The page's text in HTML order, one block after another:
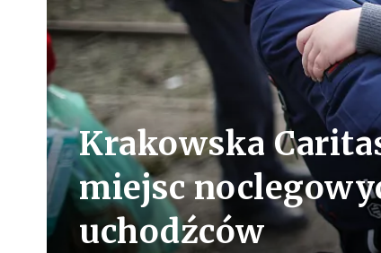
Krakowska
miejsc
uchodźców